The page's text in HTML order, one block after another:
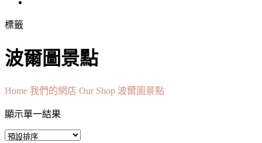
標籤
波爾圖景點
Home 我們的網店 Our Shop 波爾圖景點
顯示單一結果